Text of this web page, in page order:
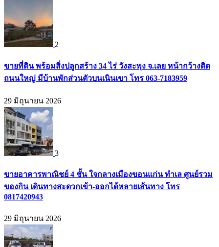
2
ขายที่ดิน พร้อมสิ่งปลูกสร้าง 34 ไร่ วังสะพุง จ.เลย หน้ากว้างติด
ถนนใหญ่ มีบ้านพักส่วนตัวบนเนินเขา โทร 063-7183959
29 มิถุนายน 2026
3
ขายอาคารพาณิชย์ 4 ชั้น ใจกลางเมืองขอนแก่น ทำเล ศูนย์รวม
ของกิน เดินทางสะดวกเข้า-ออกได้หลายเส้นทาง โทร
0817420943
29 มิถุนายน 2026